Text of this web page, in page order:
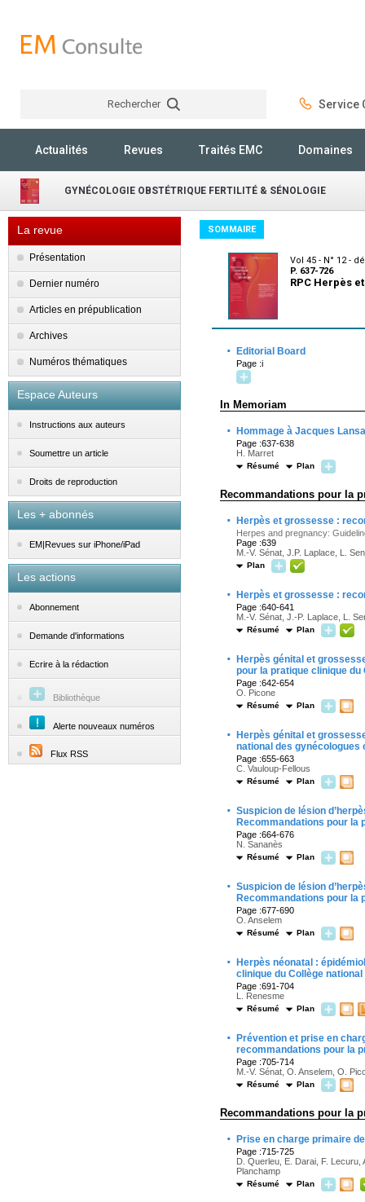
Rechercher Service
Actualités Revues Traités EMC Domaines
GYNÉCOLOGIE OBSTÉTRIQUE FERTILITÉ & SÉNOLOGIE
La revue
Présentation
Dernier numéro
Articles en prépublication
Archives
Numéros thématiques
Espace Auteurs
Instructions aux auteurs
Soumettre un article
Droits de reproduction
Les + abonnés
EM|Revues sur iPhone/iPad
Les actions
Abonnement
Demande d'informations
Ecrire à la rédaction
Bibliothèque
Alerte nouveaux numéros
Flux RSS
SOMMAIRE
Vol 45 - N° 12 -
P. 637-726
RPC Herpès
· Editorial Board
Page :i
In Memoriam
· Hommage à Jacques
Page :637-638
H. Marret
Résumé Plan
Recommandations pour la
· Herpès et grossesse :
Herpes and pregnancy:
Page :639
M.-V. Sénat, J.P. Laplace, L.
Plan
· Herpès et grossesse :
Page :640-641
M.-V. Sénat, J.-P. Laplace, L.
Résumé Plan
·
Herpès génital et
pour la pratique clinique
Page :642-654
O. Picone
Résumé Plan
·
Herpès génital et
national des gynécologues
Page :655-663
C. Vauloup-Fellous
Résumé Plan
· Suspicion de lésion
Recommandations pour la
Page :664-676
N. Sananès
Résumé Plan
· Suspicion de lésion
Recommandations pour la
Page :677-690
O. Anselem
Résumé Plan
·
Herpès néonatal :
clinique du Collège
Page :691-704
L. Renesme
Résumé Plan
·
Prévention et prise en
recommandations pour la
Page :705-714
M.-V. Sénat, O. Anselem, O.
Résumé Plan
Recommandations pour la
· Prise en charge primaire
Page :715-725
D. Querleu, E. Darai, F. Lecuru,
Planchamp
Résumé Plan